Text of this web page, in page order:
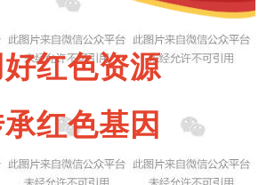
红色资源
红色基因